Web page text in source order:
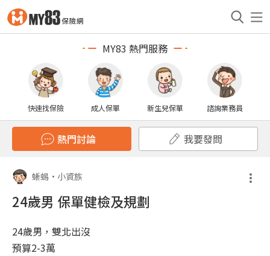
MY83 熱門服務
快速找保險 成人保單 新生兒保單 諮詢業務員
熱門討論 我要發問
蜥蜴 • 小資族
24歲男 保單健檢及規劃
24歲男，雙北出沒
預算2-3萬